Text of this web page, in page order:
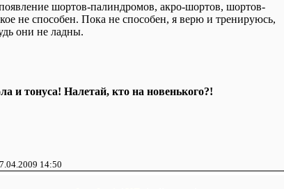
шортов-палиндромов, акро-шортов, шортов-
не способен. Пока не способен, я верю и тренируюсь,
они не ладны.
и тонуса! Налетай, кто на новенького?!
14:50